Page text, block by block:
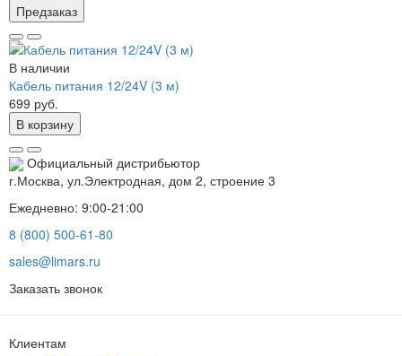
Предзаказ
В наличии
Кабель питания 12/24V (3 м)
699 руб.
В корзину
Официальный дистрибьютор
г.Москва, ул.Электродная, дом 2, строение 3
Ежедневно: 9:00-21:00
8 (800) 500-61-80
sales@limars.ru
Заказать звонок
Клиентам